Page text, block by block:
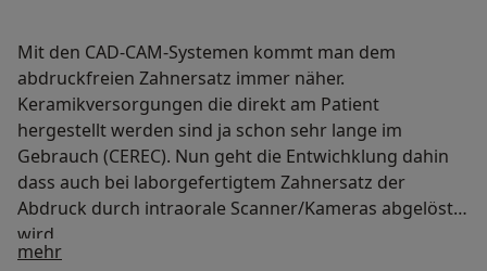
Mit den CAD-CAM-Systemen kommt man dem
abdruckfreien Zahnersatz immer näher.
Keramikversorgungen die direkt am Patient
hergestellt werden sind ja schon sehr lange im
Gebrauch (CEREC). Nun geht die Entwichklung dahin
dass auch bei laborgefertigtem Zahnersatz der
Abdruck durch intraorale Scanner/Kameras abgelöst
wird.
mehrÜber mich